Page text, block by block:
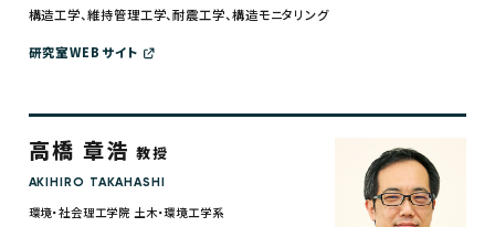
構造工学、維持管理工学、耐震工学、構造モニタリング
研究室WEBサイト
高橋 章浩教授
AKIHIRO TAKAHASHI
環境・社会理工学院 土木・環境工学系